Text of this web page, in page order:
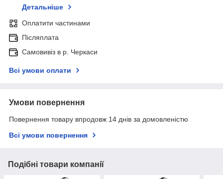
Детальніше
Оплатити частинами
Післяплата
Самовивіз в р. Черкаси
Всі умови оплати
Умови повернення
Повернення товару впродовж 14 днів за домовленістю
Всі умови повернення
Подібні товари компанії